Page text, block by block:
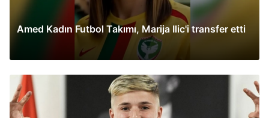
Amed Kadın Futbol Takımı, Marija Ilic'i transfer etti